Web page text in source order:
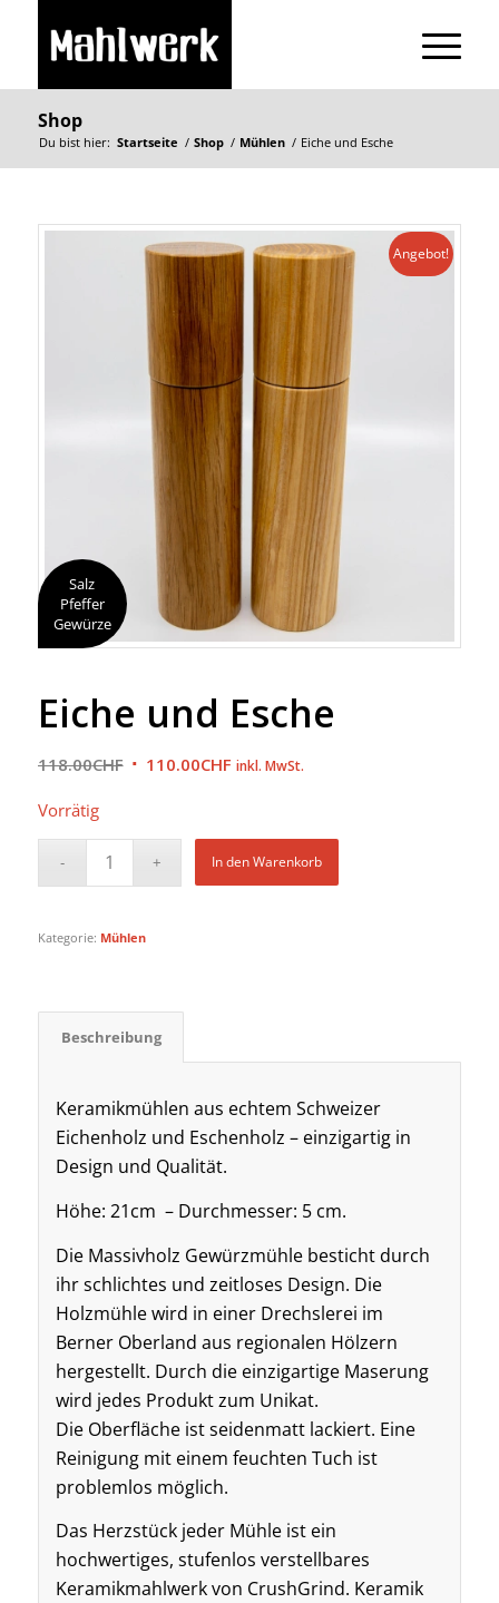
Shop
Du bist hier: Startseite / Shop / Mühlen / Eiche und Esche
Angebot!
Salz
Pfeffer
Gewürze
Eiche und Esche
118.00CHF Ursprünglicher
118.00CHF
110.00CHFAktueller
110.00CHF.
inkl. MwSt.
Vorrätig
In den Warenkorb
Kategorie: Mühlen
Beschreibung
Keramikmühlen aus echtem Schweizer
Eichenholz und Eschenholz – einzigartig in
Design und Qualität.
Höhe: 21cm – Durchmesser: 5 cm.
Die Massivholz Gewürzmühle besticht durch
ihr schlichtes und zeitloses Design. Die
Holzmühle wird in einer Drechslerei im
Berner Oberland aus regionalen Hölzern
hergestellt. Durch die einzigartige Maserung
wird jedes Produkt zum Unikat.
Die Oberfläche ist seidenmatt lackiert. Eine
Reinigung mit einem feuchten Tuch ist
problemlos möglich.
Das Herzstück jeder Mühle ist ein
hochwertiges, stufenlos verstellbares
Keramikmahlwerk von CrushGrind. Keramik